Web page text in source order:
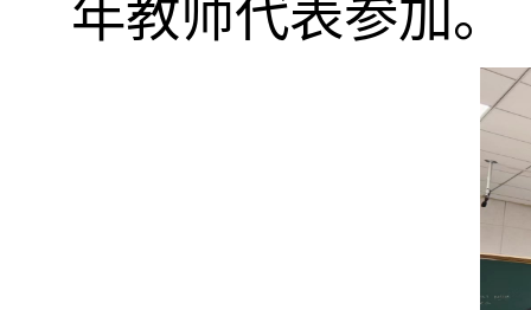
年教师代表参加。